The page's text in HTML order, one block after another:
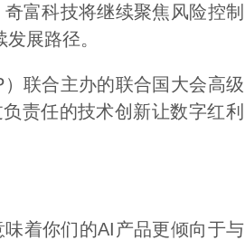
富科技将继续聚焦风险控制
展路径。
联合主办的联合国大会高级
责任的技术创新让数字红利
着你们的AI产品更倾向于与